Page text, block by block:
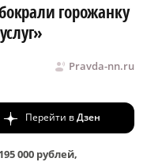
горожанку
Pravda-nn.ru
Перейти вДзен
000 рублей,